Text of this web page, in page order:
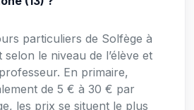
particuliers de Solfège à
le niveau de l’élève et
En primaire,
de 5 € à 30 € par
les prix se situent le plus